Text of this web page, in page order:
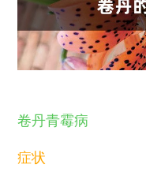
卷丹青霉病
症状